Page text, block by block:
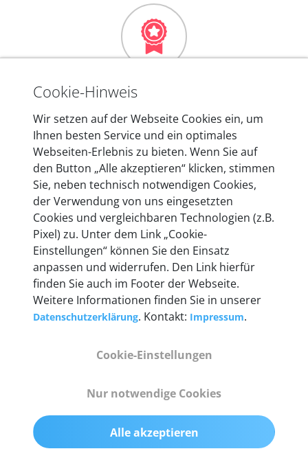
Mehr als 10 Jahre Erfahrung
In den Kfz-Diagnosegeräten von autoaid stecken
mehr als 10 Jahre Erfahrung, und auch in Zukunft
entwickeln wir unsere Produkte am Standort in
Berlin laufend weiter. Auf diese Qualität vertrauen
heute mehr als 60.000 Privatkunden und
Unternehmen.
Technische Details &
Lieferumfang
Abmessungen
Gewicht
200 g
Cookie-Hinweis
Wir setzen auf der Webseite Cookies ein, um
Ihnen besten Service und ein optimales
Webseiten-Erlebnis zu bieten. Wenn Sie auf
den Button „Alle akzeptieren“ klicken, stimmen
Sie, neben technisch notwendigen Cookies,
der Verwendung von uns eingesetzten
Cookies und vergleichbaren Technologien (z.B.
Pixel) zu. Unter dem Link „Cookie-
Einstellungen“ können Sie den Einsatz
anpassen und widerrufen. Den Link hierfür
finden Sie auch im Footer der Webseite.
Weitere Informationen finden Sie in unserer
Datenschutzerklärung. Kontakt: Impressum.
Cookie-Einstellungen
Nur notwendige Cookies
Alle akzeptieren